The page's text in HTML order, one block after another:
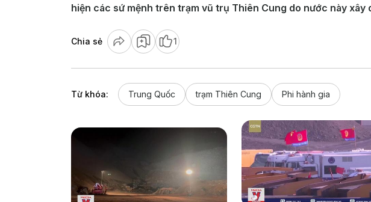
hiện các sứ mệnh trên trạm vũ trụ Thiên Cung do nước này xây
Chia sẻ 1
Từ khóa: Trung Quốc trạm Thiên Cung Phi hành gia